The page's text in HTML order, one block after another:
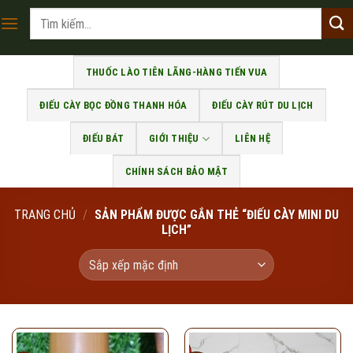
to
Tìm
THUỐC LÀO TIÊN LÃNG-HÀNG TIẾN VUA
ĐIẾU CÀY BỌC ĐỒNG THANH HÓA ĐIẾU CÀY RÚT DU LỊCH
ĐIẾU BÁT GIỚI THIỆU LIÊN HỆ
CHÍNH SÁCH BẢO MẬT
TRANG CHỦ / SẢN PHẨM ĐƯỢC GẮN THẺ “ĐIẾU CÀY MINI DU
LỊCH”